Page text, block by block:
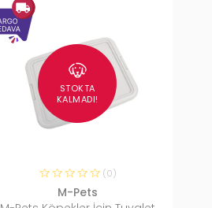
STOKTA
KALMADI!
(0)
M-Pets